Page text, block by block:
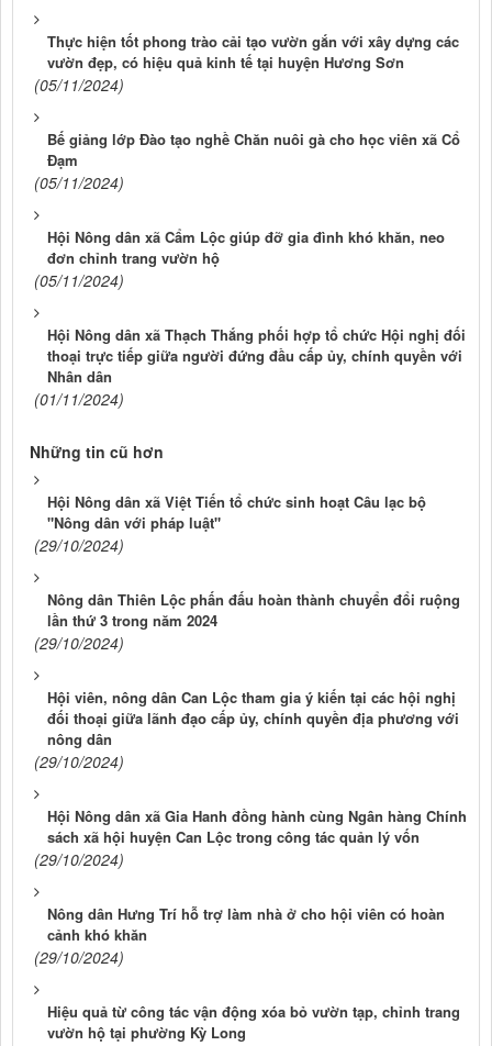
Thực hiện tốt phong trào cải tạo vườn gắn với xây dựng các
vườn đẹp, có hiệu quả kinh tế tại huyện Hương Sơn
(05/11/2024)
Bế giảng lớp Đào tạo nghề Chăn nuôi gà cho học viên xã Cổ
Đạm
(05/11/2024)
Hội Nông dân xã Cẩm Lộc giúp đỡ gia đình khó khăn, neo
đơn chỉnh trang vườn hộ
(05/11/2024)
Hội Nông dân xã Thạch Thắng phối hợp tổ chức Hội nghị đối
thoại trực tiếp giữa người đứng đầu cấp ủy, chính quyền với
Nhân dân
(01/11/2024)
Những tin cũ hơn
Hội Nông dân xã Việt Tiến tổ chức sinh hoạt Câu lạc bộ
"Nông dân với pháp luật"
(29/10/2024)
Nông dân Thiên Lộc phấn đấu hoàn thành chuyển đổi ruộng
lần thứ 3 trong năm 2024
(29/10/2024)
Hội viên, nông dân Can Lộc tham gia ý kiến tại các hội nghị
đối thoại giữa lãnh đạo cấp ủy, chính quyền địa phương với
nông dân
(29/10/2024)
Hội Nông dân xã Gia Hanh đồng hành cùng Ngân hàng Chính
sách xã hội huyện Can Lộc trong công tác quản lý vốn
(29/10/2024)
Nông dân Hưng Trí hỗ trợ làm nhà ở cho hội viên có hoàn
cảnh khó khăn
(29/10/2024)
Hiệu quả từ công tác vận động xóa bỏ vườn tạp, chỉnh trang
vườn hộ tại phường Kỳ Long